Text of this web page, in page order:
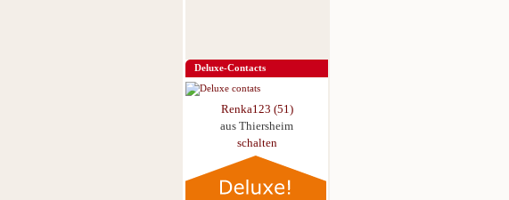
Deluxe-Contacts
Renka123 (51)
aus Thiersheim
schalten